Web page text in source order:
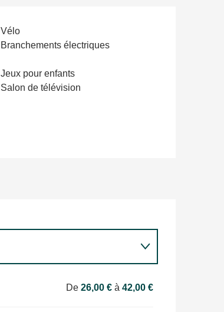
Vélo
Branchements électriques
Jeux pour enfants
Salon de télévision
De26,00 € à42,00 €